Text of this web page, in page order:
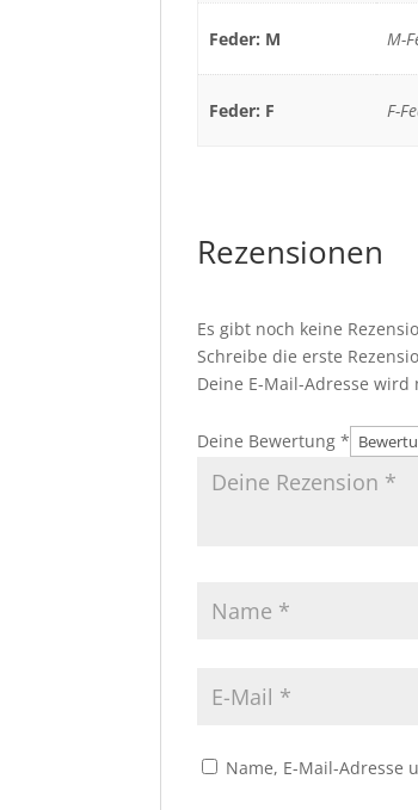
Feder: M M-
Feder: F F-
Rezensionen
Es gibt noch keine
Schreibe die erste
Deine E-Mail-Adresse
Deine Bewertung*
Name, E-Mail-Adresse